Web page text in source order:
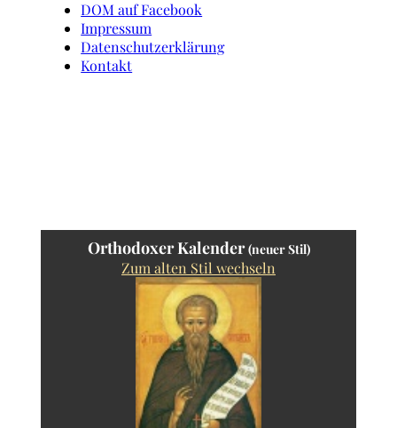
DOM auf Facebook
Impressum
Datenschutzerklärung
Kontakt
Orthodoxer Kalender(neuer Stil)
Zum alten Stil wechseln